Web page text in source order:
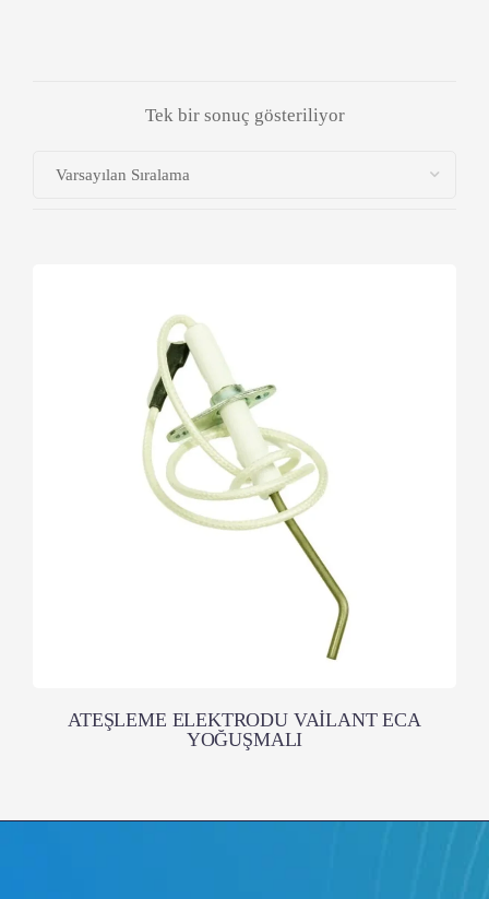
Tek bir sonuç gösteriliyor
ATEŞLEME ELEKTRODU VAİLANT ECA
YOĞUŞMALI